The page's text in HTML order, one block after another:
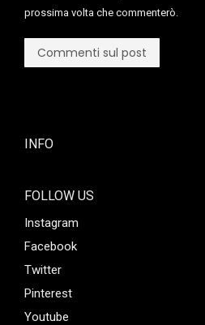
prossima volta che commenterò.
Commenti sul post
INFO
FOLLOW US
Instagram
Facebook
Twitter
Pinterest
Youtube